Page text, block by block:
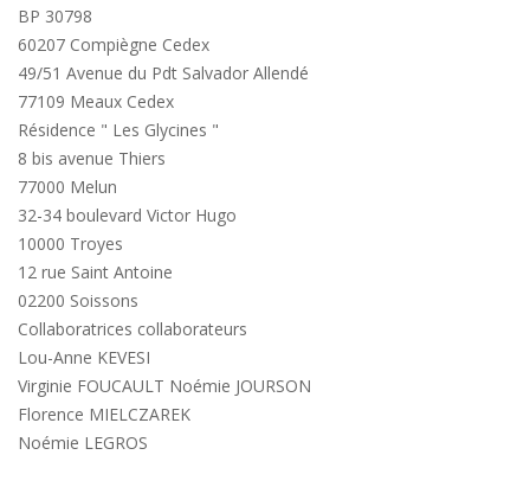
BP 30798
60207 Compiègne Cedex
49/51 Avenue du Pdt Salvador Allendé
77109 Meaux Cedex
Résidence " Les Glycines "
8 bis avenue Thiers
77000 Melun
32-34 boulevard Victor Hugo
10000 Troyes
12 rue Saint Antoine
02200 Soissons
Collaboratrices collaborateurs
Lou-Anne KEVESI
Virginie FOUCAULT Noémie JOURSON
Florence MIELCZAREK
Noémie LEGROS